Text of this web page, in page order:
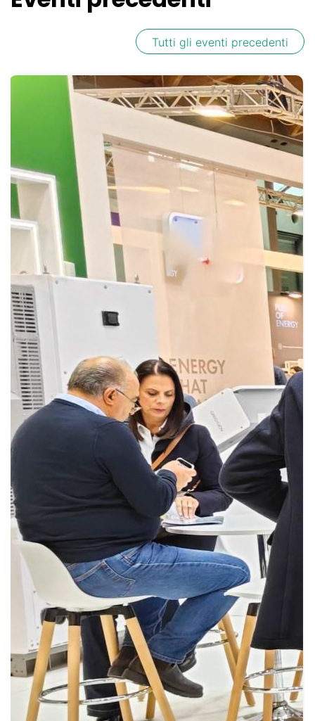
Tutti gli eventi precedenti